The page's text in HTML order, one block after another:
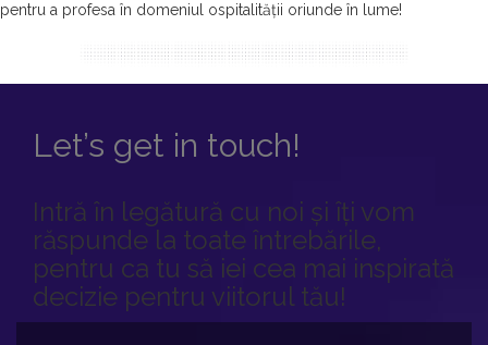
pentru a profesa în domeniul ospitalității oriunde în lume!
Let’s get in touch!
Intră în legătură cu noi și îți vom
răspunde la toate întrebările,
pentru ca tu să iei cea mai inspirată
decizie pentru viitorul tău!